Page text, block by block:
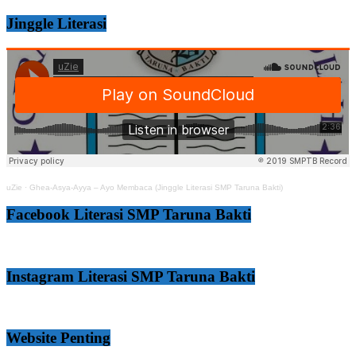
Jinggle Literasi
uZie · Ghea-Asya-Ayya – Ayo Membaca (Jinggle Literasi SMP Taruna Bakti)
Facebook Literasi SMP Taruna Bakti
Instagram Literasi SMP Taruna Bakti
Website Penting